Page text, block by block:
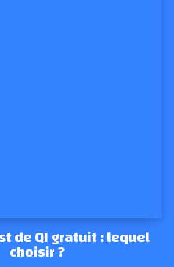
de QI gratuit : lequel
choisir ?